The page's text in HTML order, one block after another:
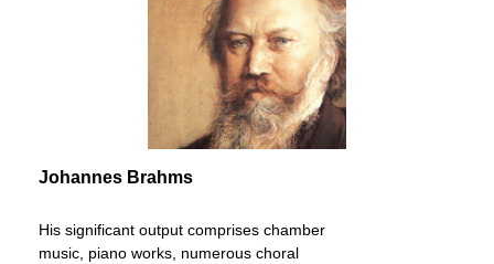
Johannes Brahms
His significant output comprises chamber
music, piano works, numerous choral